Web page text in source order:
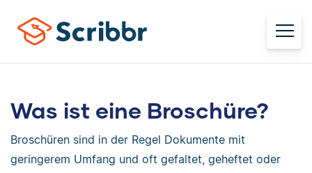
Was ist eine Broschüre?
Broschüren sind in der Regel Dokumente mit
geringerem Umfang und oft gefaltet, geheftet oder